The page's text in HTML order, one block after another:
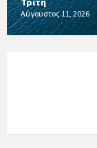
Αύγουστος 11, 2026